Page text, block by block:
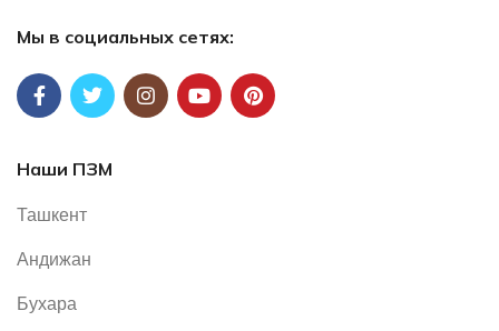
Мы в социальных сетях:
Наши ПЗМ
Ташкент
Андижан
Бухара